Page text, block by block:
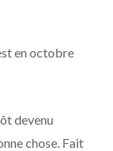
en octobre
devenu
chose. Fait